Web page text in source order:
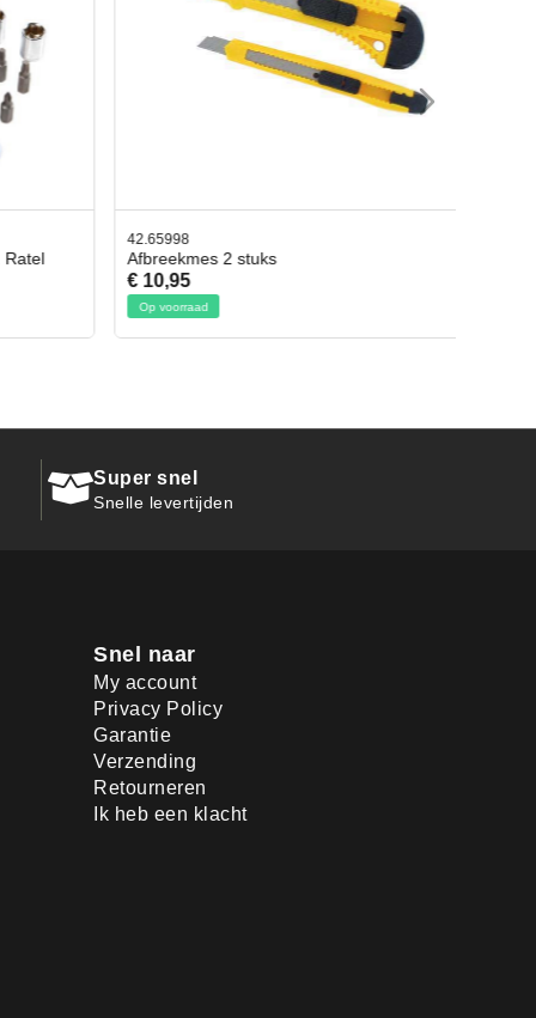
42.65998
Afbreekmes 2 stuks
€ 10,95
Op voorraad
Super snel
Snelle levertijden
Snel naar
My account
Privacy Policy
Garantie
Verzending
Retourneren
Ik heb een klacht